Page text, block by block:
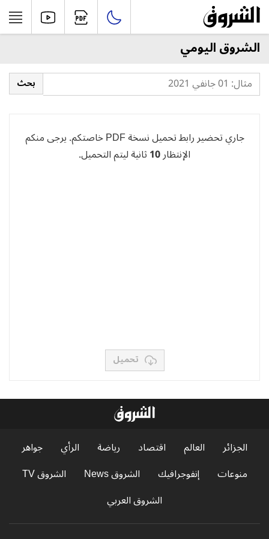
الشروق اليومي
جاري تحضير رابط تحميل نسخة PDF خاصتكم. يرجى منكم
الإنتظار10ثانية ليتم التحميل.
تحميل
الجزائر العالم اقتصاد رياضة الرأي
جواهر
منوعات
إنفوجرافيك الشروق News
الشروق TV
الشروق العربي